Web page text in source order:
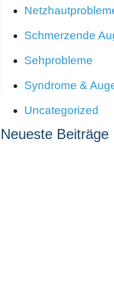
Schmerzende
Sehprobleme
Syndrome &
Uncategorized
Neueste Beiträge